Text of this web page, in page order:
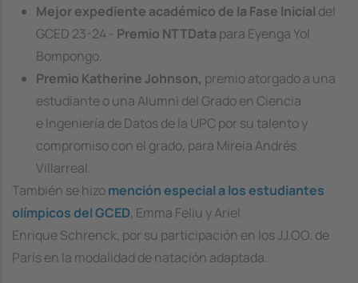
Mejor expediente académico de la Fase Inicial del
GCED 23-24 - Premio NTTData para Eyenga Yol
Bompongo.
Premio Katherine Johnson, premio atorgado a una
estudiante o una Alumni del Grado en Ciencia
e Ingeniería de Datos de la UPC por su talento y
compromiso con el grado, para Mireia Andrés
Villarreal.
También se hizomención especial a los estudiantes
olímpicos del GCED, Emma Feliu y Ariel
Enrique Schrenck, por su participación en los JJ.OO. de
París en la modalidad de natación adaptada.